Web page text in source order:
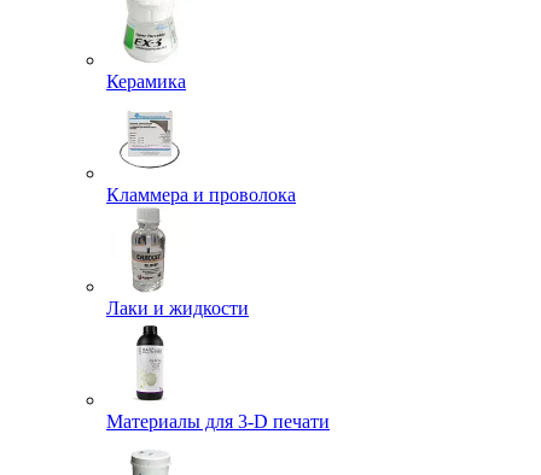
Керамика
Кламмера и проволока
Лаки и жидкости
Материалы для 3-D печати